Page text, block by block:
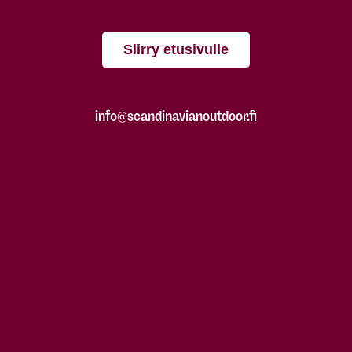
Siirry etusivulle
info@scandinavianoutdoor.fi